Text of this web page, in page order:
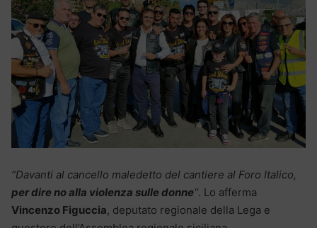
“Davanti al cancello maledetto del cantiere al Foro Italico,
per dire no alla violenza sulle donne“. Lo afferma
Vincenzo Figuccia, deputato regionale della Lega e